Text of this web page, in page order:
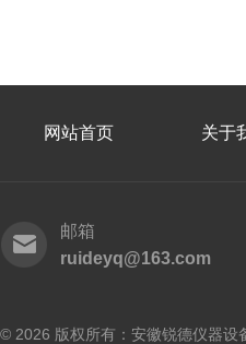
网站首页 关于
邮箱
ruideyq@163.com
© 2026 版权所有：安徽锐德仪器设